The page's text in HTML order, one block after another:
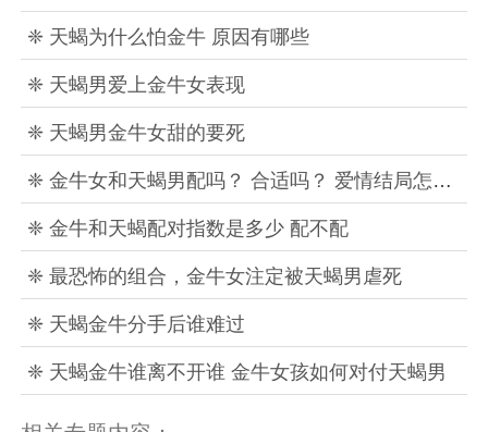
❈ 天蝎为什么怕金牛 原因有哪些
❈ 天蝎男爱上金牛女表现
❈ 天蝎男金牛女甜的要死
❈ 金牛女和天蝎男配吗？ 合适吗？ 爱情结局怎么样
❈ 金牛和天蝎配对指数是多少 配不配
❈ 最恐怖的组合，金牛女注定被天蝎男虐死
❈ 天蝎金牛分手后谁难过
❈ 天蝎金牛谁离不开谁 金牛女孩如何对付天蝎男